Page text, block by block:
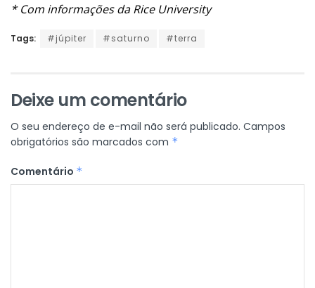
* Com informações da Rice University
Tags: #júpiter #saturno #terra
Deixe um comentário
O seu endereço de e-mail não será publicado. Campos
obrigatórios são marcados com *
Comentário *